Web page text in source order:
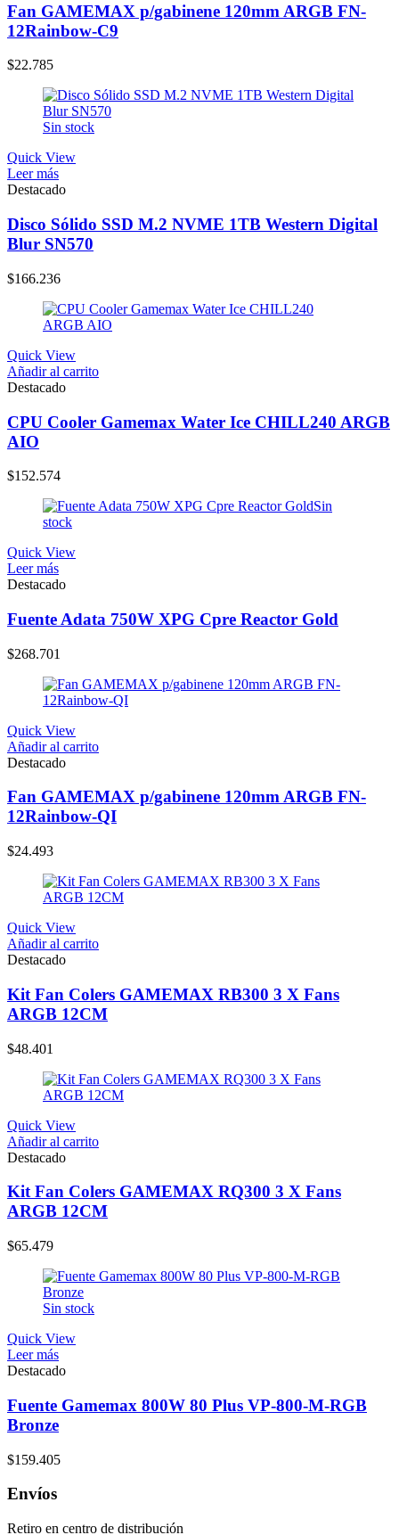
Fan GAMEMAX p/gabinene 120mm ARGB FN-
12Rainbow-C9
$22.785
Sin stock
Quick View
Leer más
Destacado
Disco Sólido SSD M.2 NVME 1TB Western Digital
Blur SN570
$166.236
Quick View
Añadir al carrito
Destacado
CPU Cooler Gamemax Water Ice CHILL240 ARGB
AIO
$152.574
Sin
stock
Quick View
Leer más
Destacado
Fuente Adata 750W XPG Cpre Reactor Gold
$268.701
Quick View
Añadir al carrito
Destacado
Fan GAMEMAX p/gabinene 120mm ARGB FN-
12Rainbow-QI
$24.493
Quick View
Añadir al carrito
Destacado
Kit Fan Colers GAMEMAX RB300 3 X Fans
ARGB 12CM
$48.401
Quick View
Añadir al carrito
Destacado
Kit Fan Colers GAMEMAX RQ300 3 X Fans
ARGB 12CM
$65.479
Sin stock
Quick View
Leer más
Destacado
Fuente Gamemax 800W 80 Plus VP-800-M-RGB
Bronze
$159.405
Envíos
Retiro en centro de distribución